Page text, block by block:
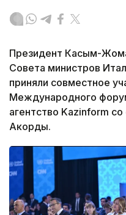
Президент Касым-
Совета министров
приняли совместное
Международного
агентство Kazinform
Акорды.